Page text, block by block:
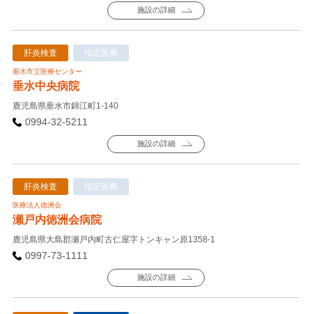
施設の詳細
肝炎検査 指定医療
垂水市立医療センター
垂水中央病院
鹿児島県垂水市錦江町1-140
0994-32-5211
施設の詳細
肝炎検査 指定医療
医療法人徳洲会
瀬戸内徳洲会病院
鹿児島県大島郡瀬戸内町古仁屋字トンキャン原1358-1
0997-73-1111
施設の詳細